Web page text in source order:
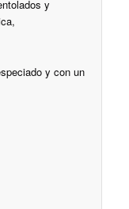
y
y con un